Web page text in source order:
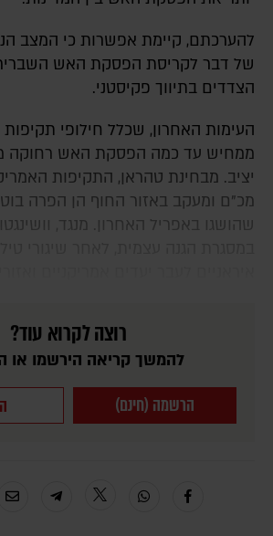
להערכתם, קיימת אפשרות כי המצב
של דבר לקריסת הפסקת האש
הצדדים בתיווך פקיסטני.
העימות האחרון, שכלל חילופי תקיפות בין איראן לארה"ב,
ממחיש עד כמה הפסקת האש רחוקה
יציב. מבחינת טהראן, התקיפות
מכ"ם ומעקב באזור החוף הן הפרה
שהושגו באפריל האחרון. מנגד,
רוצה לקרוא עוד?
להמשך קריאה הירשמו או
הרשמה (חינם)